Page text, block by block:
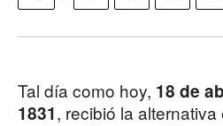
Tal día como hoy, 18 de
1831, recibió la alternativa